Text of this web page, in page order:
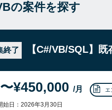
の案件を探す
終了 【C#/VB/SQL】
〜¥450,000 /月 エ
始日：2026年3月30日